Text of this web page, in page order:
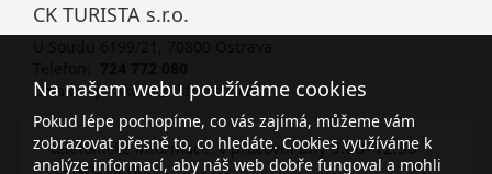
CK TURISTA s.r.o.
Email:janikova@ckturista.cz
telefonické informace: v pracovní dny9.00–12.30
Na našem webu používáme cookies
Pokud lépe pochopíme, co vás zajímá, můžeme vám
zobrazovat přesně to, co hledáte. Cookies využíváme k
analýze informací, aby náš web dobře fungoval a mohli